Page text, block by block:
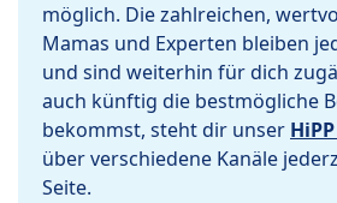
möglich. Die zahlreichen,
Mamas und Experten bleiben
und sind weiterhin für dich
auch künftig die bestmögliche
bekommst, steht dir unser
über verschiedene Kanäle
Seite.